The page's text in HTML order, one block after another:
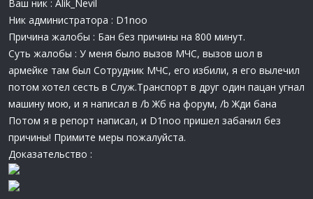
Ваш ник : Alik_Nevil
Ник администратора : D1noo
Причина жалобы : Бан без причины на 800 минут.
Суть жалобы : У меня было вызов МЧС, вызов шол в
армейке там был Сотрудник МЧС, его избили, я его вылечил
потом хотел сесть в Служ.Транспорт в друг один пацан угнал
машину мою, и я написал в /b Жб на форум, /b Жди бана
Потом я в репорт написал, и D1noo пришел забанил без
причины! Примите меры пожалуйста.
Доказательство :